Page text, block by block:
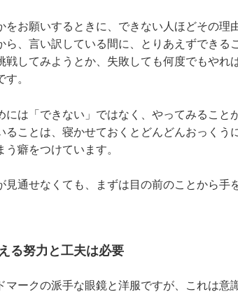
をお願いするときに、できない人ほどその理
ら、言い訳している間に、とりあえずできる
戦してみようとか、失敗しても何度でもやれ
。
には「できない」ではなく、やってみること
ることは、寝かせておくとどんどんおっくう
う癖をつけています。
見通せなくても、まずは目の前のことから手
る努力と工夫は必要
マークの派手な眼鏡と洋服ですが、これは意